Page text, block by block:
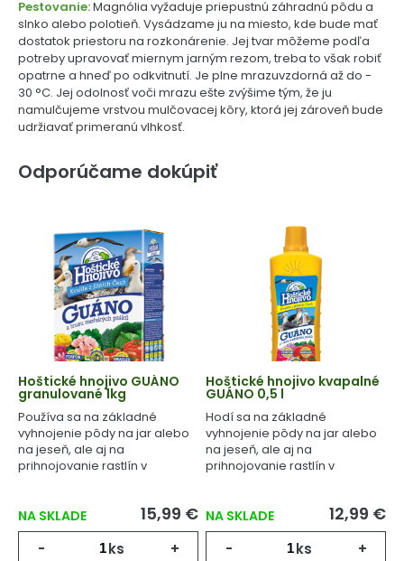
Pestovanie:Magnólia vyžaduje priepustnú záhradnú pôdu a
slnko alebo polotieň. Vysádzame ju na miesto, kde bude mať
dostatok priestoru na rozkonárenie. Jej tvar môžeme podľa
potreby upravovať miernym jarným rezom, treba to však robiť
opatrne a hneď po odkvitnutí. Je plne mrazuvzdorná až do -
30 °C. Jej odolnosť voči mrazu ešte zvýšime tým, že ju
namulčujeme vrstvou mulčovacej kôry, ktorá jej zároveň bude
udržiavať primeranú vlhkosť.
Odporúčame dokúpiť
Hoštické hnojivo GUÁNO
granulované 1kg
Používa sa na základné
vyhnojenie pôdy na jar alebo
na jeseň, ale aj na
prihnojovanie rastlín v
NA SKLADE 15,99 €
- ks +
Hoštické hnojivo kvapalné
GUÁNO 0,5 l
Hodí sa na základné
vyhnojenie pôdy na jar alebo
na jeseň, ale aj na
prihnojovanie rastlín v
NA SKLADE 12,99 €
- ks +